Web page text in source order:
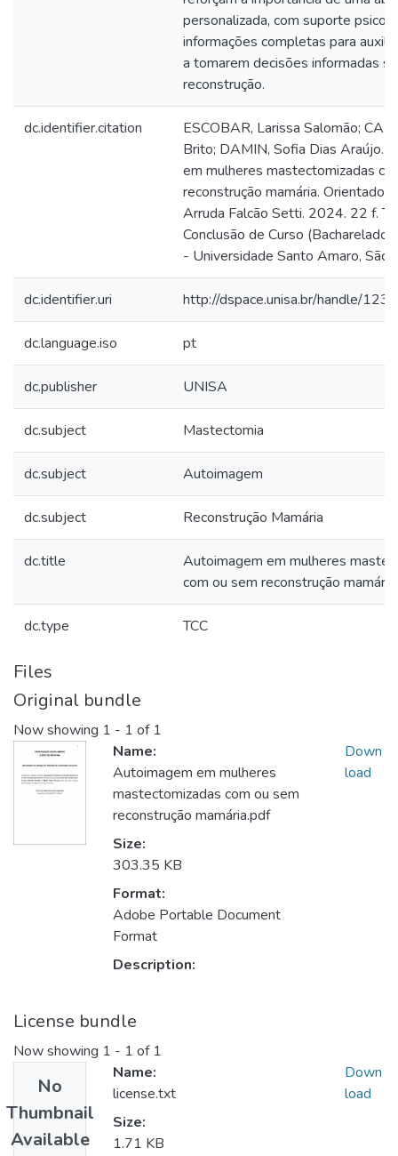
personalizada, com suporte
informações completas para
a tomarem decisões informadas
reconstrução.
dc.identifier.citation
ESCOBAR, Larissa Salomão;
Brito; DAMIN, Sofia Dias Araújo.
em mulheres mastectomizadas
reconstrução mamária.
Arruda Falcão Setti. 2024. 22 f.
Conclusão de Curso (Bacharelado
- Universidade Santo Amaro, São
dc.identifier.uri http://dspace.unisa.br/handle/
dc.language.iso pt
dc.publisher UNISA
dc.subject Mastectomia
dc.subject Autoimagem
dc.subject Reconstrução Mamária
dc.title
Autoimagem em mulheres
com ou sem reconstrução mamária
dc.type TCC
Files
Original bundle
Now showing 1 - 1 of 1
Name:
Autoimagem em mulheres
mastectomizadas com ou sem
reconstrução mamária.pdf
Size:
303.35 KB
Format:
Adobe Portable Document
Format
Description:
Down
load
License bundle
Now showing 1 - 1 of 1
No
Thumbnail
Available
Name:
license.txt
Size:
1.71 KB
Down
load